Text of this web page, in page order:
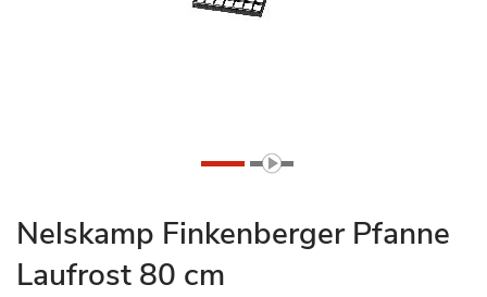
Zum
Anfang
der
Nelskamp Finkenberger Pfanne
Laufrost 80 cm